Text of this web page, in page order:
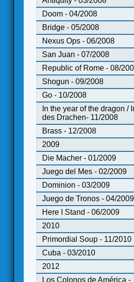
Doom - 04/2008
Bridge - 05/2008
Nexus Ops - 06/2008
San Juan - 07/2008
Republic of Rome - 08/
Shogun - 09/2008
Go - 10/2008
In the year of the dragon /
des Drachen- 11/2008
Brass - 12/2008
2009
Die Macher - 01/2009
Juego del Mes - 02/2009
Dominion - 03/2009
Juego de Tronos - 04/2009
Here I Stand - 06/2009
2010
Primordial Soup - 11/2010
Cuba - 03/2010
2012
Los Colonos de América -